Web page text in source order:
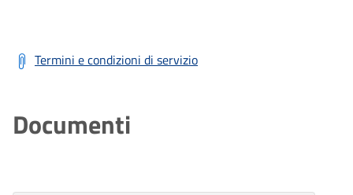
Termini e condizioni di servizio
Documenti